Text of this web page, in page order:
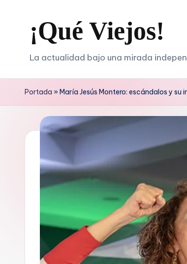
contenido
¡Qué Viejos!
La actualidad bajo una mirada
Portada »María Jesús Montero: escándalos y